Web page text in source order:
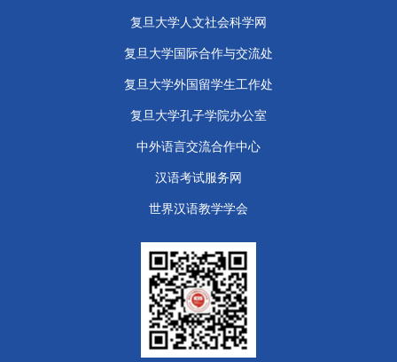
复旦大学人文社会科学网
复旦大学国际合作与交流处
复旦大学外国留学生工作处
​复旦大学孔子学院办公室
中外语言交流合作中心
汉语考试服务网
世界汉语教学学会